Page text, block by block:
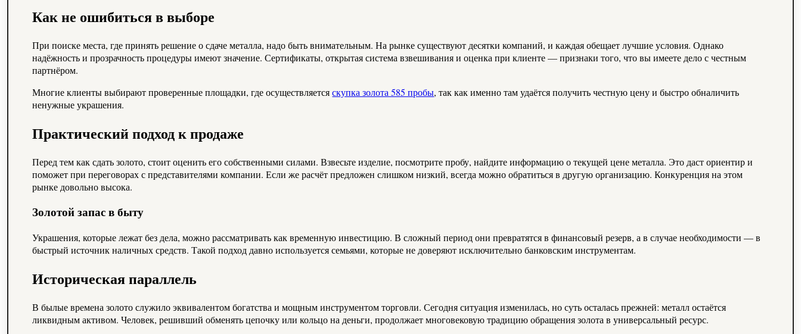
Как не ошибиться в выборе
При поиске места, где принять решение о сдаче металла, надо быть внимательным. На рынке существуют десятки компаний, и каждая обещает лучшие условия. Однако
надёжность и прозрачность процедуры имеют значение. Сертификаты, открытая система взвешивания и оценка при клиенте — признаки того, что вы имеете дело с честным
партнёром.
Многие клиенты выбирают проверенные площадки, где осуществляетсяскупка золота 585 пробы, так как именно там удаётся получить честную цену и быстро обналичить
ненужные украшения.
Практический подход к продаже
Перед тем как сдать золото, стоит оценить его собственными силами. Взвесьте изделие, посмотрите пробу, найдите информацию о текущей цене металла. Это даст ориентир и
поможет при переговорах с представителями компании. Если же расчёт предложен слишком низкий, всегда можно обратиться в другую организацию. Конкуренция на этом
рынке довольно высока.
Золотой запас в быту
Украшения, которые лежат без дела, можно рассматривать как временную инвестицию. В сложный период они превратятся в финансовый резерв, а в случае необходимости — в
быстрый источник наличных средств. Такой подход давно используется семьями, которые не доверяют исключительно банковским инструментам.
Историческая параллель
В былые времена золото служило эквивалентом богатства и мощным инструментом торговли. Сегодня ситуация изменилась, но суть осталась прежней: металл остаётся
ликвидным активом. Человек, решивший обменять цепочку или кольцо на деньги, продолжает многовековую традицию обращения золота в универсальный ресурс.